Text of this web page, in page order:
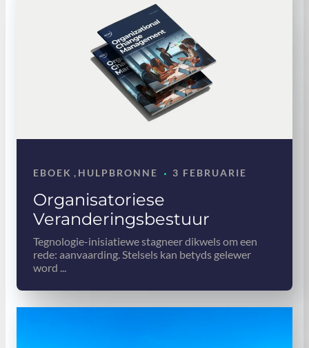
Organisatoriese
Veranderingsbestuur
EBOEK , HULPBRONNE · 3 FEBRUARIE
Tegnologie-inisiatiewe stagneer dikwels om een ​​
rede: aanvaarding. Stelsels kan betyds gelewer
word ...